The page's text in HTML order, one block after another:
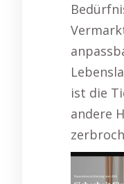
ist die
andere